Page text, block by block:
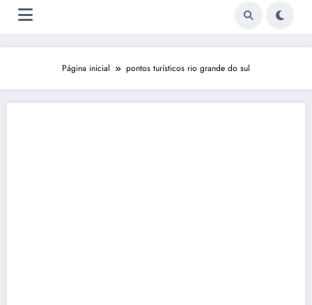
Página inicial pontos turísticos rio grande do sul